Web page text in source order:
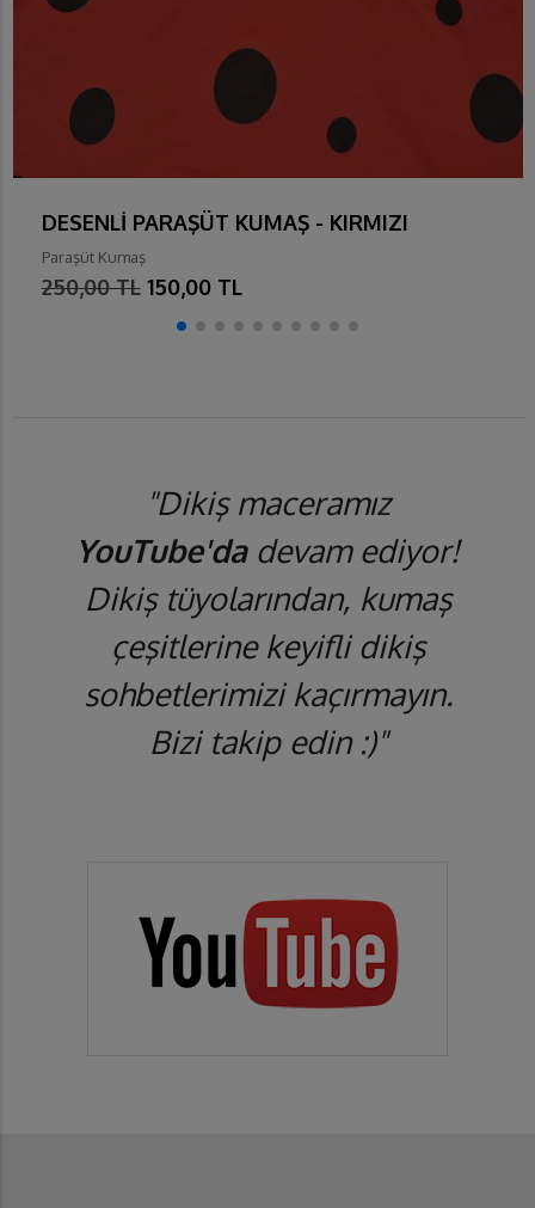
DESENLİ PARAŞÜT KUMAŞ - KIRMIZI
Paraşüt Kumaş
250,00 TL 150,00 TL
"Dikiş maceramız
YouTube'dadevam ediyor!
Dikiş tüyolarından, kumaş
çeşitlerine keyifli dikiş
sohbetlerimizi kaçırmayın.
Bizi takip edin :)"